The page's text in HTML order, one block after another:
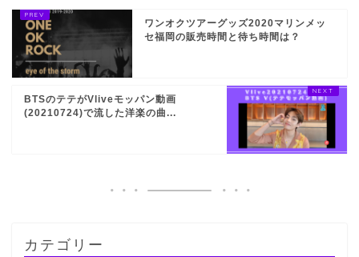
ワンオクツアーグッズ2020マリンメッ
セ福岡の販売時間と待ち時間は？
BTSのテテがVliveモッパン動画
(20210724)で流した洋楽の曲...
カテゴリー